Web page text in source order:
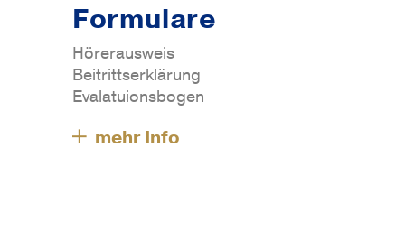
Formulare
Hörerausweis
Beitrittserklärung
Evalatuionsbogen